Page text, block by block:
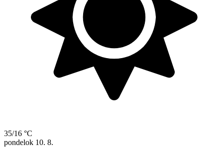
35/16 °C
pondelok 10. 8.